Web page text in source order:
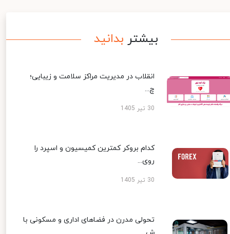
بیشتر بدانید
انقلاب در مدیریت مراکز سلامت و زیبایی؛
چ...
30 تیر 1405
کدام بروکر کمترین کمیسیون و اسپرد را
روی...
30 تیر 1405
تحولی مدرن در فضاهای اداری و مسکونی با